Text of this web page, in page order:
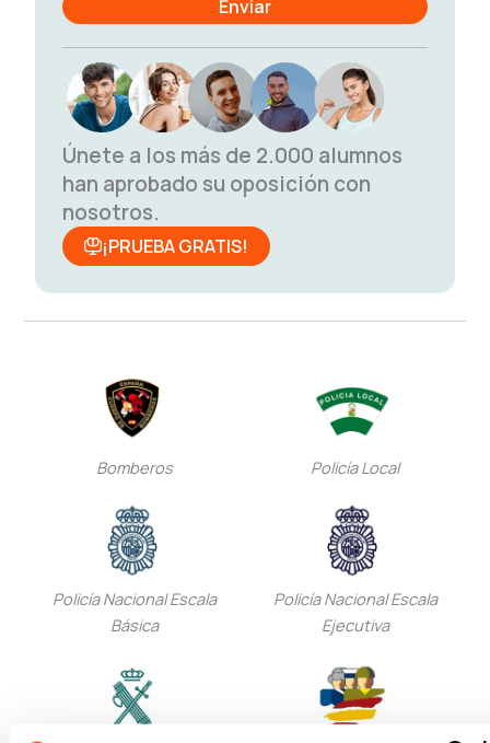
Únete a los más de 2.000 alumnos
han aprobado su oposición con
nosotros.
¡PRUEBA GRATIS!
Bomberos Policía Local
Policía Nacional Escala
Básica
Policía Nacional Escala
Ejecutiva